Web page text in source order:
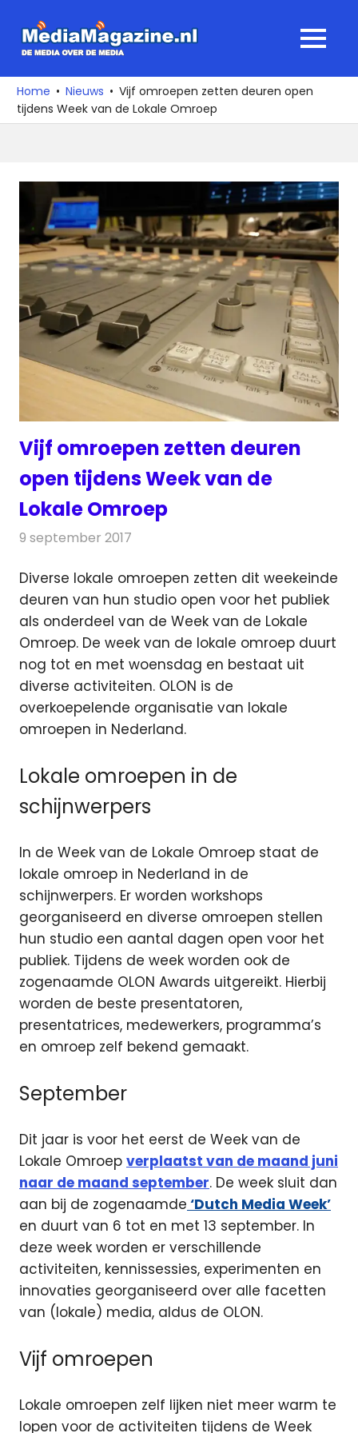
naar
media
over
de
MENU
Home Nieuws
Vijf omroepen zetten deuren open
tijdens Week van de Lokale Omroep
Vijf omroepen zetten deuren
open tijdens Week van de
Lokale Omroep
9 september 2017
Diverse lokale omroepen zetten dit weekeinde
deuren van hun studio open voor het publiek
als onderdeel van de Week van de Lokale
Omroep. De week van de lokale omroep duurt
nog tot en met woensdag en bestaat uit
diverse activiteiten. OLON is de
overkoepelende organisatie van lokale
omroepen in Nederland.
Lokale omroepen in de
schijnwerpers
In de Week van de Lokale Omroep staat de
lokale omroep in Nederland in de
schijnwerpers. Er worden workshops
georganiseerd en diverse omroepen stellen
hun studio een aantal dagen open voor het
publiek. Tijdens de week worden ook de
zogenaamde OLON Awards uitgereikt. Hierbij
worden de beste presentatoren,
presentatrices, medewerkers, programma’s
en omroep zelf bekend gemaakt.
September
Dit jaar is voor het eerst de Week van de
Lokale Omroep verplaatst van de maand juni
naar de maand september. De week sluit dan
aan bij de zogenaamde ‘Dutch Media Week’
en duurt van 6 tot en met 13 september. In
deze week worden er verschillende
activiteiten, kennissessies, experimenten en
innovaties georganiseerd over alle facetten
van (lokale) media, aldus de OLON.
Vijf omroepen
Lokale omroepen zelf lijken niet meer warm te
lopen voor de activiteiten tijdens de Week